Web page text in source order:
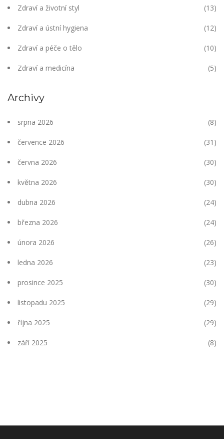
Zdraví a životní styl (13)
Zdraví a ústní hygiena (12)
Zdraví a péče o tělo (10)
Zdraví a medicína (5)
Archivy
srpna 2026 (8)
července 2026 (31)
června 2026 (30)
května 2026 (30)
dubna 2026 (24)
března 2026 (24)
února 2026 (26)
ledna 2026 (23)
prosince 2025 (30)
listopadu 2025 (29)
října 2025 (29)
září 2025 (8)